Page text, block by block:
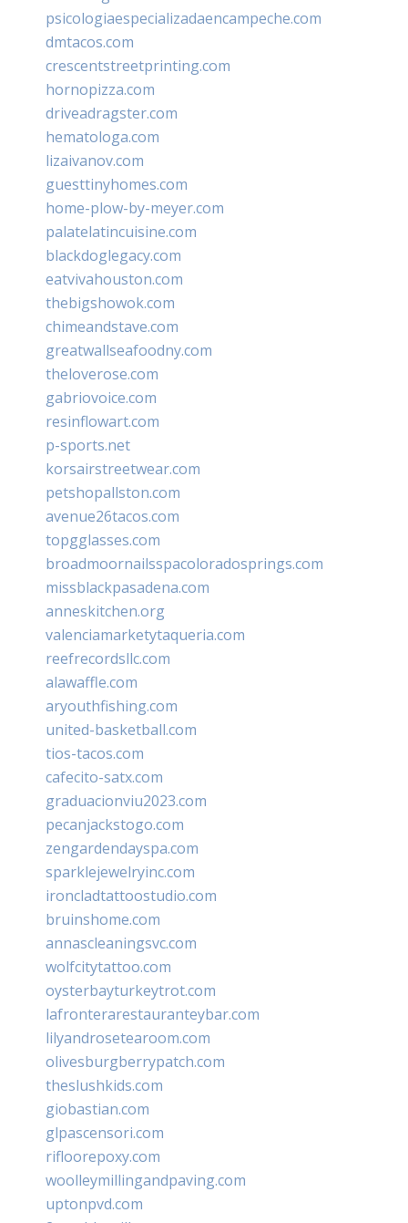
psicologiaespecializadaencampeche.com
dmtacos.com
crescentstreetprinting.com
hornopizza.com
driveadragster.com
hematologa.com
lizaivanov.com
guesttinyhomes.com
home-plow-by-meyer.com
palatelatincuisine.com
blackdoglegacy.com
eatvivahouston.com
thebigshowok.com
chimeandstave.com
greatwallseafoodny.com
theloverose.com
gabriovoice.com
resinflowart.com
p-sports.net
korsairstreetwear.com
petshopallston.com
avenue26tacos.com
topgglasses.com
broadmoornailsspacoloradosprings.com
missblackpasadena.com
anneskitchen.org
valenciamarketytaqueria.com
reefrecordsllc.com
alawaffle.com
aryouthfishing.com
united-basketball.com
tios-tacos.com
cafecito-satx.com
graduacionviu2023.com
pecanjackstogo.com
zengardendayspa.com
sparklejewelryinc.com
ironcladtattoostudio.com
bruinshome.com
annascleaningsvc.com
wolfcitytattoo.com
oysterbayturkeytrot.com
lafronterarestauranteybar.com
lilyandrosetearoom.com
olivesburgberrypatch.com
theslushkids.com
giobastian.com
glpascensori.com
rifloorepoxy.com
woolleymillingandpaving.com
uptonpvd.com